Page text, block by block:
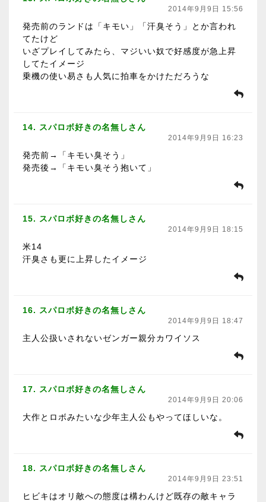
2014年9月9日 15:56
発売前のランドは「キモい」「汗臭そう」とか言われ
てたけど
いざプレイしてみたら、マジいい奴で好感度が急上昇
してたイメージ
乗機の使い易さも人気に拍車をかけただろうな
14. スパロボ好きの名無しさん
2014年9月9日 16:23
発売前→「キモい臭そう」
発売後→「キモい臭そう抱いて」
15. スパロボ好きの名無しさん
2014年9月9日 18:15
米14
汗臭さも更に上昇したイメージ
16. スパロボ好きの名無しさん
2014年9月9日 18:47
主人公扱いされないゼンガー親分カワイソス
17. スパロボ好きの名無しさん
2014年9月9日 20:06
大作とロボみたいな少年主人公もやってほしいな。
18. スパロボ好きの名無しさん
2014年9月9日 23:51
ヒビキはオリ敵への態度は構わんけど既存の敵キャラ